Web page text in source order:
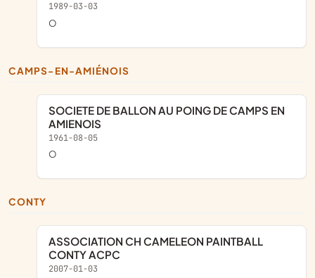
1989-03-03
o
CAMPS-EN-AMIÉNOIS
SOCIETE DE BALLON AU POING DE CAMPS EN
AMIENOIS
1961-08-05
o
CONTY
ASSOCIATION CH CAMELEON PAINTBALL
CONTY ACPC
2007-01-03